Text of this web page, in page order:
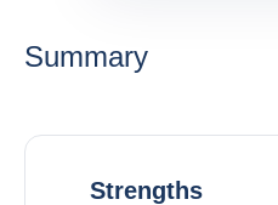
Summary
Strengths